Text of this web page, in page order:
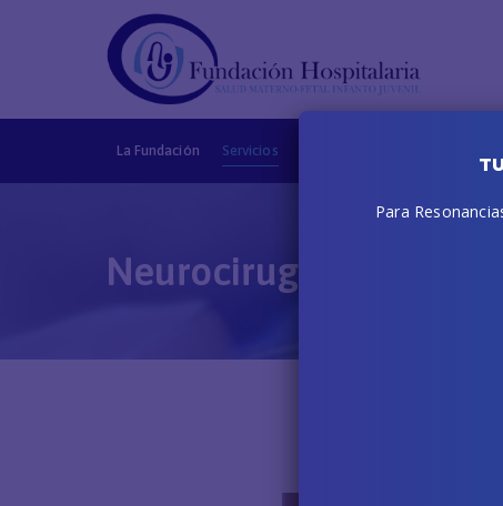
La Fundación Servicios
Neurocirugía Pediátrica
Para